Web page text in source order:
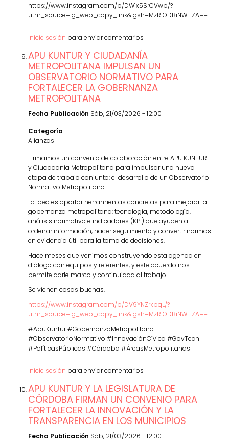
https://www.instagram.com/p/DW1x5SrCVwp/?
utm_source=ig_web_copy_link&igsh=MzRlODBiNWFlZA==
Inicie sesión para enviar comentarios
APU KUNTUR Y CIUDADANÍA
METROPOLITANA IMPULSAN UN
OBSERVATORIO NORMATIVO PARA
FORTALECER LA GOBERNANZA
METROPOLITANA
Fecha Publicación Sáb, 21/03/2026 - 12:00
Categoría
Alianzas
Firmamos un convenio de colaboración entre APU KUNTUR
y Ciudadanía Metropolitana para impulsar una nueva
etapa de trabajo conjunto: el desarrollo de un Observatorio
Normativo Metropolitano.
La idea es aportar herramientas concretas para mejorar la
gobernanza metropolitana: tecnología, metodología,
análisis normativo e indicadores (KPI) que ayuden a
ordenar información, hacer seguimiento y convertir normas
en evidencia útil para la toma de decisiones.
Hace meses que venimos construyendo esta agenda en
diálogo con equipos y referentes, y este acuerdo nos
permite darle marco y continuidad al trabajo.
Se vienen cosas buenas.
https://www.instagram.com/p/DV9YNZrkbqL/?
utm_source=ig_web_copy_link&igsh=MzRlODBiNWFlZA==
#ApuKuntur #GobernanzaMetropolitana
#ObservatorioNormativo #InnovaciónCívica #GovTech
#PolíticasPúblicas #Córdoba #ÁreasMetropolitanas
Inicie sesión para enviar comentarios
APU KUNTUR Y LA LEGISLATURA DE
CÓRDOBA FIRMAN UN CONVENIO PARA
FORTALECER LA INNOVACIÓN Y LA
TRANSPARENCIA EN LOS MUNICIPIOS
Fecha Publicación Sáb, 21/03/2026 - 12:00